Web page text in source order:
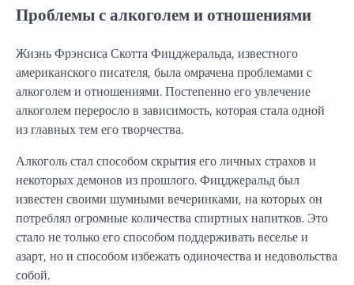
Проблемы с алкоголем и отношениями
Жизнь Фрэнсиса Скотта Фицджеральда, известного
американского писателя, была омрачена проблемами с
алкоголем и отношениями. Постепенно его увлечение
алкоголем переросло в зависимость, которая стала одной
из главных тем его творчества.
Алкоголь стал способом скрытия его личных страхов и
некоторых демонов из прошлого. Фицджеральд был
известен своими шумными вечеринками, на которых он
потреблял огромные количества спиртных напитков. Это
стало не только его способом поддерживать веселье и
азарт, но и способом избежать одиночества и недовольства
собой.